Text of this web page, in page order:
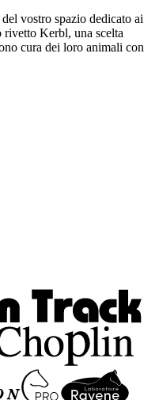
vostro spazio dedicato ai
rivetto Kerbl, una scelta
cura dei loro animali con